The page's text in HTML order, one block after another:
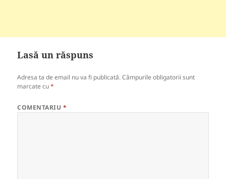
Lasă un răspuns
Adresa ta de email nu va fi publicată. Câmpurile obligatorii sunt
marcate cu*
COMENTARIU *